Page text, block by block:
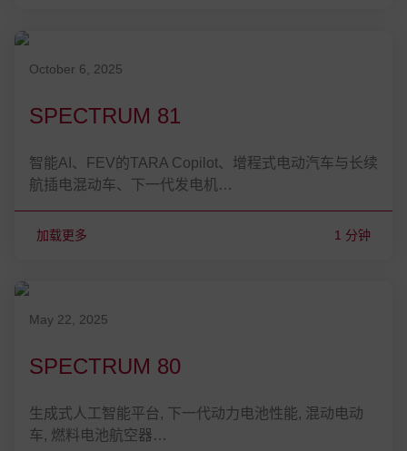
发表在 October 6, 2025
October 6, 2025
SPECTRUM 81
智能AI、FEV的TARA Copilot、增程式电动汽车与长续
航插电混动车、下一代发电机…
加载更多 1 分钟
发表在 May 22, 2025
May 22, 2025
SPECTRUM 80
生成式人工智能平台, 下一代动力电池性能, 混动电动
车, 燃料电池航空器…